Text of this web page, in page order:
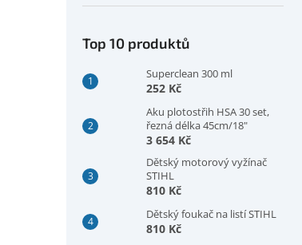
Top 10 produktů
Superclean 300 ml
252 Kč
Aku plotostřih HSA 30 set,
řezná délka 45cm/18"
3 654 Kč
Dětský motorový vyžínač
STIHL
810 Kč
Dětský foukač na listí STIHL
810 Kč